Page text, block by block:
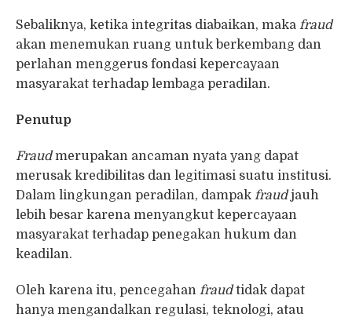
Sebaliknya, ketika integritas diabaikan, maka fraud
akan menemukan ruang untuk berkembang dan
perlahan menggerus fondasi kepercayaan
masyarakat terhadap lembaga peradilan.
Penutup
Fraudmerupakan ancaman nyata yang dapat
merusak kredibilitas dan legitimasi suatu institusi.
Dalam lingkungan peradilan, dampak fraudjauh
lebih besar karena menyangkut kepercayaan
masyarakat terhadap penegakan hukum dan
keadilan.
Oleh karena itu, pencegahan fraudtidak dapat
hanya mengandalkan regulasi, teknologi, atau